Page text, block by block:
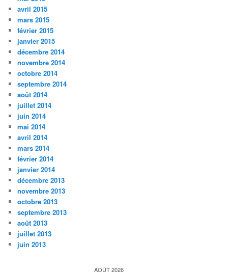
avril 2015
mars 2015
février 2015
janvier 2015
décembre 2014
novembre 2014
octobre 2014
septembre 2014
août 2014
juillet 2014
juin 2014
mai 2014
avril 2014
mars 2014
février 2014
janvier 2014
décembre 2013
novembre 2013
octobre 2013
septembre 2013
août 2013
juillet 2013
juin 2013
AOÛT 2026